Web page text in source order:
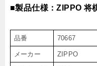
■製品仕様：ZIPPO 将
品番 70667
メーカー ZIPPO